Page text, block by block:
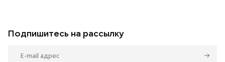
Подпишитесь на рассылку